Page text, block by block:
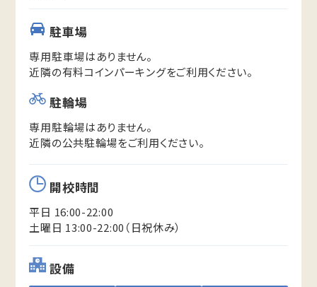
駐車場
専用駐車場はありません。
近隣の有料コインパーキングをご利用ください。
駐輪場
専用駐輪場はありません。
近隣の公共駐輪場をご利用ください。
開校時間
平日 16:00-22:00
土曜日 13:00-22:00（日祝休み）
設備